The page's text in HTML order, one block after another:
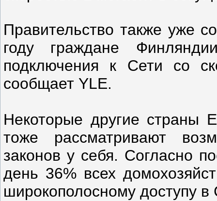
Правительство также уже
году граждане
подключения к Сети со
сообщает YLE.
Некоторые другие страны
тоже рассматривают
законов у себя. Согласно
день 36% всех
широкополосному доступу в